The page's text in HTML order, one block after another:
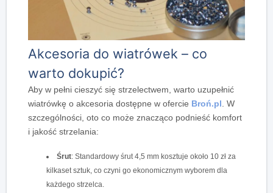
Akcesoria do wiatrówek – co
warto dokupić?
Aby w pełni cieszyć się strzelectwem, warto uzupełnić
wiatrówkę o akcesoria dostępne w ofercie Broń.pl W
szczególności , oto co może znacząco podnieść komfort
i jakość strzelania:
Śrut: Standardowy śrut 4,5 mm kosztuje około 10 zł za
kilkaset sztuk, co czyni go ekonomicznym wyborem dla
każdego strzelca.